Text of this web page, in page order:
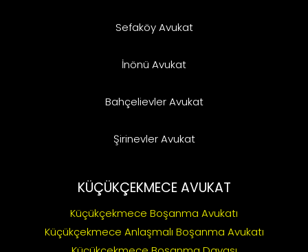
Sefaköy Avukat
İnönü Avukat
Bahçelievler Avukat
Şirinevler Avukat
KÜÇÜKÇEKMECE AVUKAT
Küçükçekmece Boşanma Avukatı
Küçükçekmece Anlaşmalı Boşanma Avukatı